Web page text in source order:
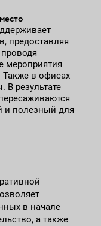
предоставляя
мероприятия
Также в офисах
результате
и полезный для
в начале
а также